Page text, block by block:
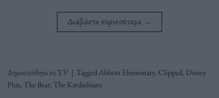
Διαβάστε περισσότερα →
Δημοσιεύθηκε σεTV | TaggedAbbott Elementary, Clipped, Disney
Plus, The Bear, The Kardashians